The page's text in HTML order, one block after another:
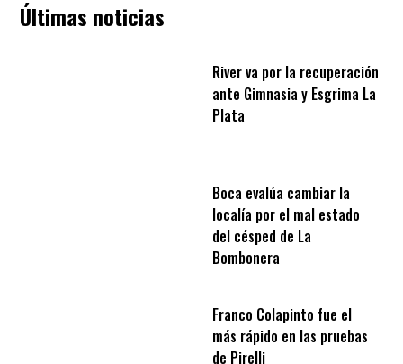
Últimas noticias
River va por la recuperación
ante Gimnasia y Esgrima La
Plata
Boca evalúa cambiar la
localía por el mal estado
del césped de La
Bombonera
Franco Colapinto fue el
más rápido en las pruebas
de Pirelli